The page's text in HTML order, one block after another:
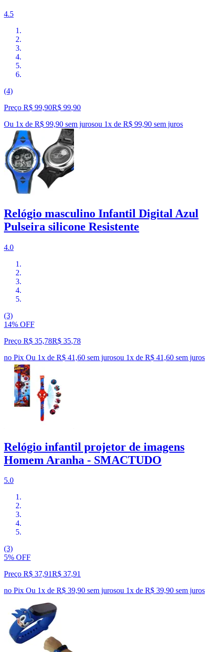
4.5
(4)
Preço R$ 99,90R$ 99,90
Ou 1x de R$ 99,90 sem jurosou 1x de R$ 99,90 sem juros
Relógio masculino Infantil Digital Azul
Pulseira silicone Resistente
4.0
(3)
14% OFF
Preço R$ 35,78R$ 35,78
no Pix Ou 1x de R$ 41,60 sem jurosou 1x de R$ 41,60 sem juros
Relógio infantil projetor de imagens
Homem Aranha - SMACTUDO
5.0
(3)
5% OFF
Preço R$ 37,91R$ 37,91
no Pix Ou 1x de R$ 39,90 sem jurosou 1x de R$ 39,90 sem juros